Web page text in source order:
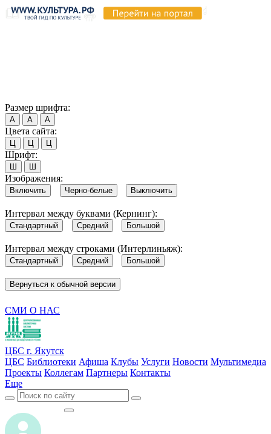
Размер шрифта:
А А А
Цвета сайта:
Ц Ц Ц
Шрифт:
Ш Ш
Изображения:
Включить Черно-белые Выключить
Интервал между буквами (Кернинг):
Стандартный Средний Большой
Интервал между строками (Интерлиньяж):
Стандартный Средний Большой
Вернуться к обычной версии
СМИ О НАС
ЦБС г. Якутск
ЦБС Библиотеки Афиша Клубы Услуги Новости Мультимедиа
Проекты Коллегам Партнеры Контакты
Еще